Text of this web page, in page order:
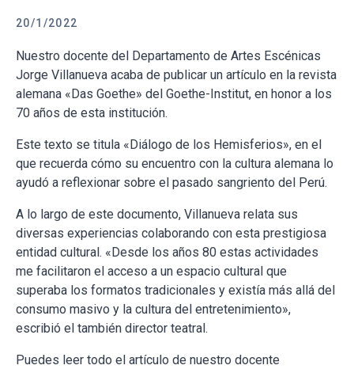
20/1/2022
Nuestro docente del Departamento de Artes Escénicas
Jorge Villanueva acaba de publicar un artículo en la revista
alemana «Das Goethe» del Goethe-Institut, en honor a los
70 años de esta institución.
Este texto se titula «Diálogo de los Hemisferios», en el
que recuerda cómo su encuentro con la cultura alemana lo
ayudó a reflexionar sobre el pasado sangriento del Perú.
A lo largo de este documento, Villanueva relata sus
diversas experiencias colaborando con esta prestigiosa
entidad cultural. «Desde los años 80 estas actividades
me facilitaron el acceso a un espacio cultural que
superaba los formatos tradicionales y existía más allá del
consumo masivo y la cultura del entretenimiento»,
escribió el también director teatral.
Puedes leer todo el artículo de nuestro docente